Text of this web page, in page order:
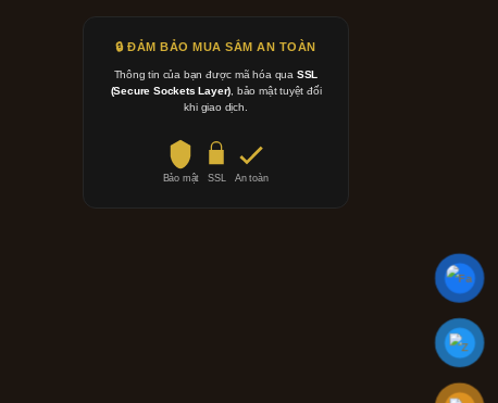
🔒 ĐẢM BẢO MUA SẮM AN TOÀN
Thông tin của bạn được mã hóa qua SSL
(Secure Sockets Layer) , bảo mật tuyệt đối
khi giao dịch.
Bảo mật SSL An toàn